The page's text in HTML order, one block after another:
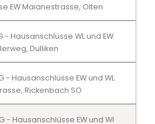
EW Maianestrasse, Olten
- Hausanschlüsse WL und EW
Dulliken
- Hausanschlüsse EW und WL
Rickenbach SO
- Hausanschlüsse EW und Wl